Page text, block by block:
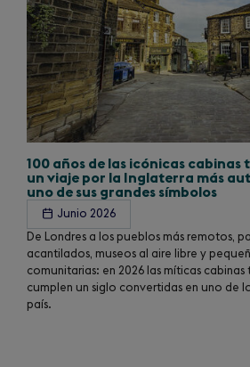
100 años de las icónicas cabinas
un viaje por la Inglaterra más
uno de sus grandes símbolos
Junio 2026
De Londres a los pueblos más remotos,
acantilados, museos al aire libre y
comunitarias: en 2026 las míticas
cumplen un siglo convertidas en uno de
país.